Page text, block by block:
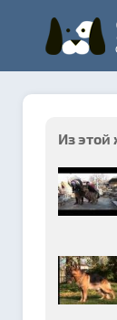
Из этой